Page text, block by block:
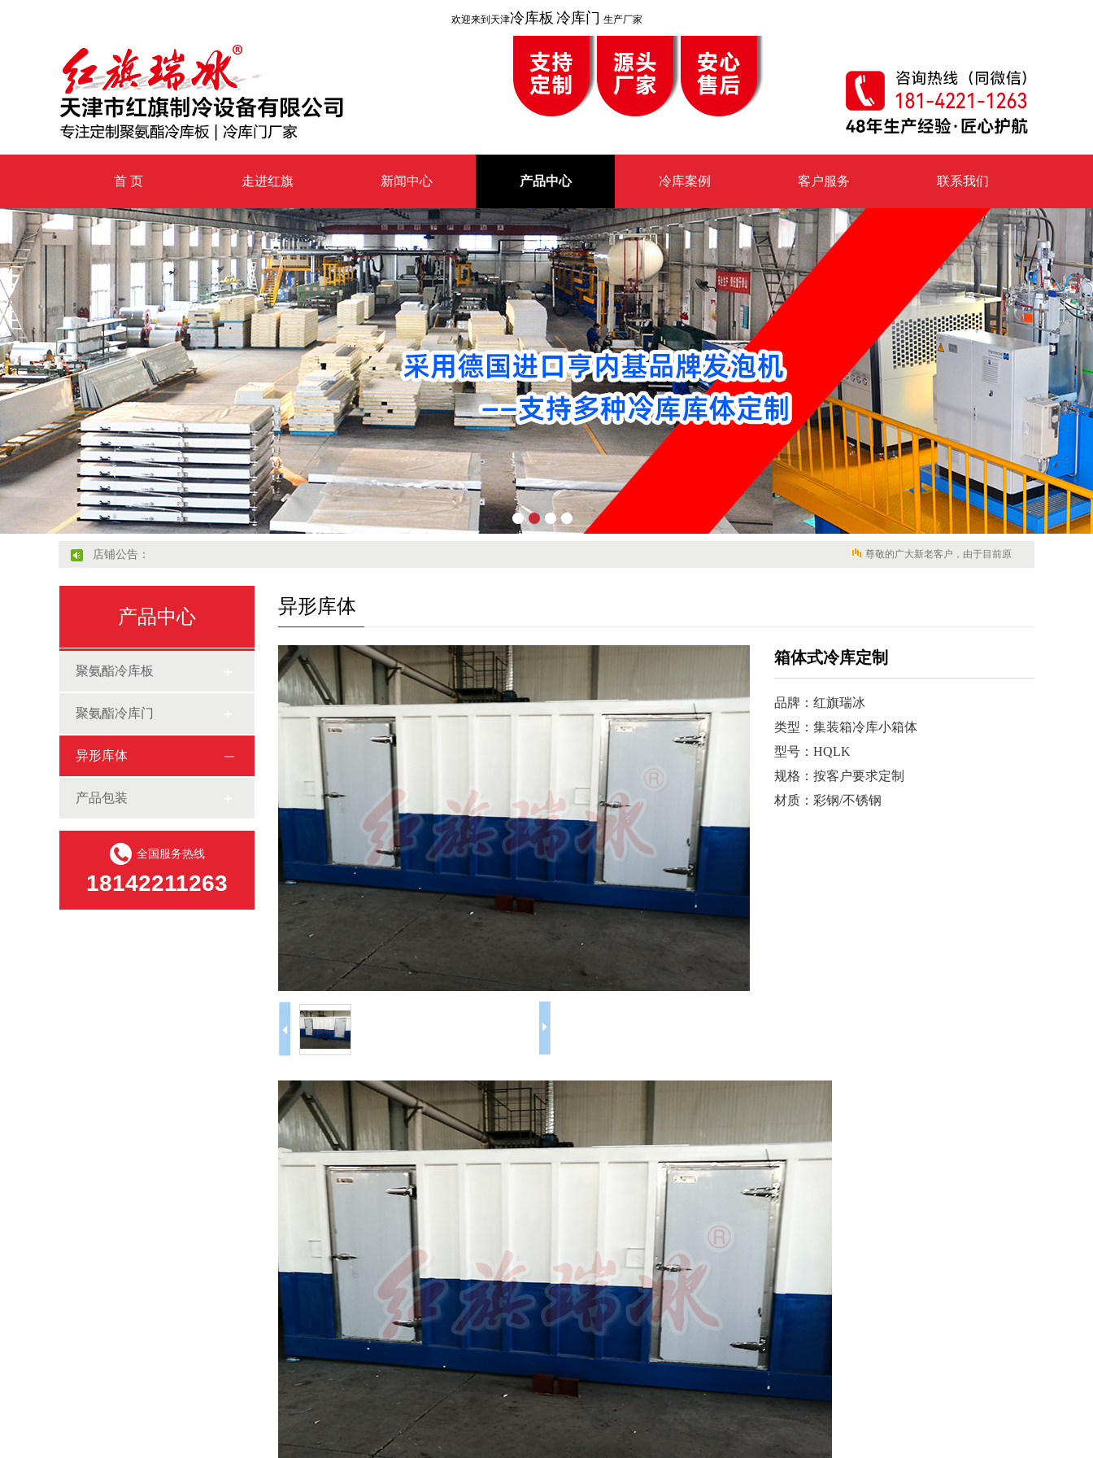
欢迎来到天津冷库板 冷库门 生产厂家
首 页 走进红旗 新闻中心 产品中心 冷库案例 客户服务 联系我们
店铺公告： 尊敬的广大新老客户，由于目前原材料市场价格不稳定，
产品中心
聚氨酯冷库板
聚氨酯冷库门
异形库体
产品包装
全国服务热线
18142211263
异形库体
箱体式冷库定制
品牌： 红旗瑞冰
类型： 集装箱冷库小箱体
型号： HQLK
规格： 按客户要求定制
材质： 彩钢/不锈钢